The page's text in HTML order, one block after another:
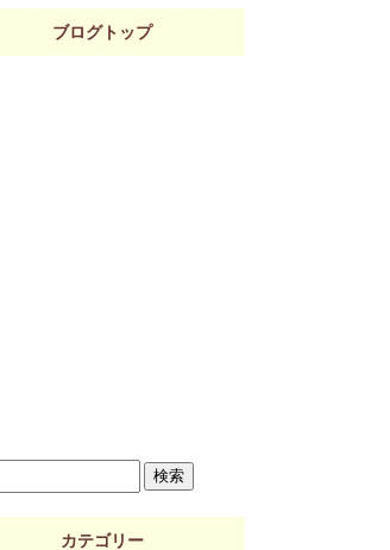
ブログトップ
カテゴリー